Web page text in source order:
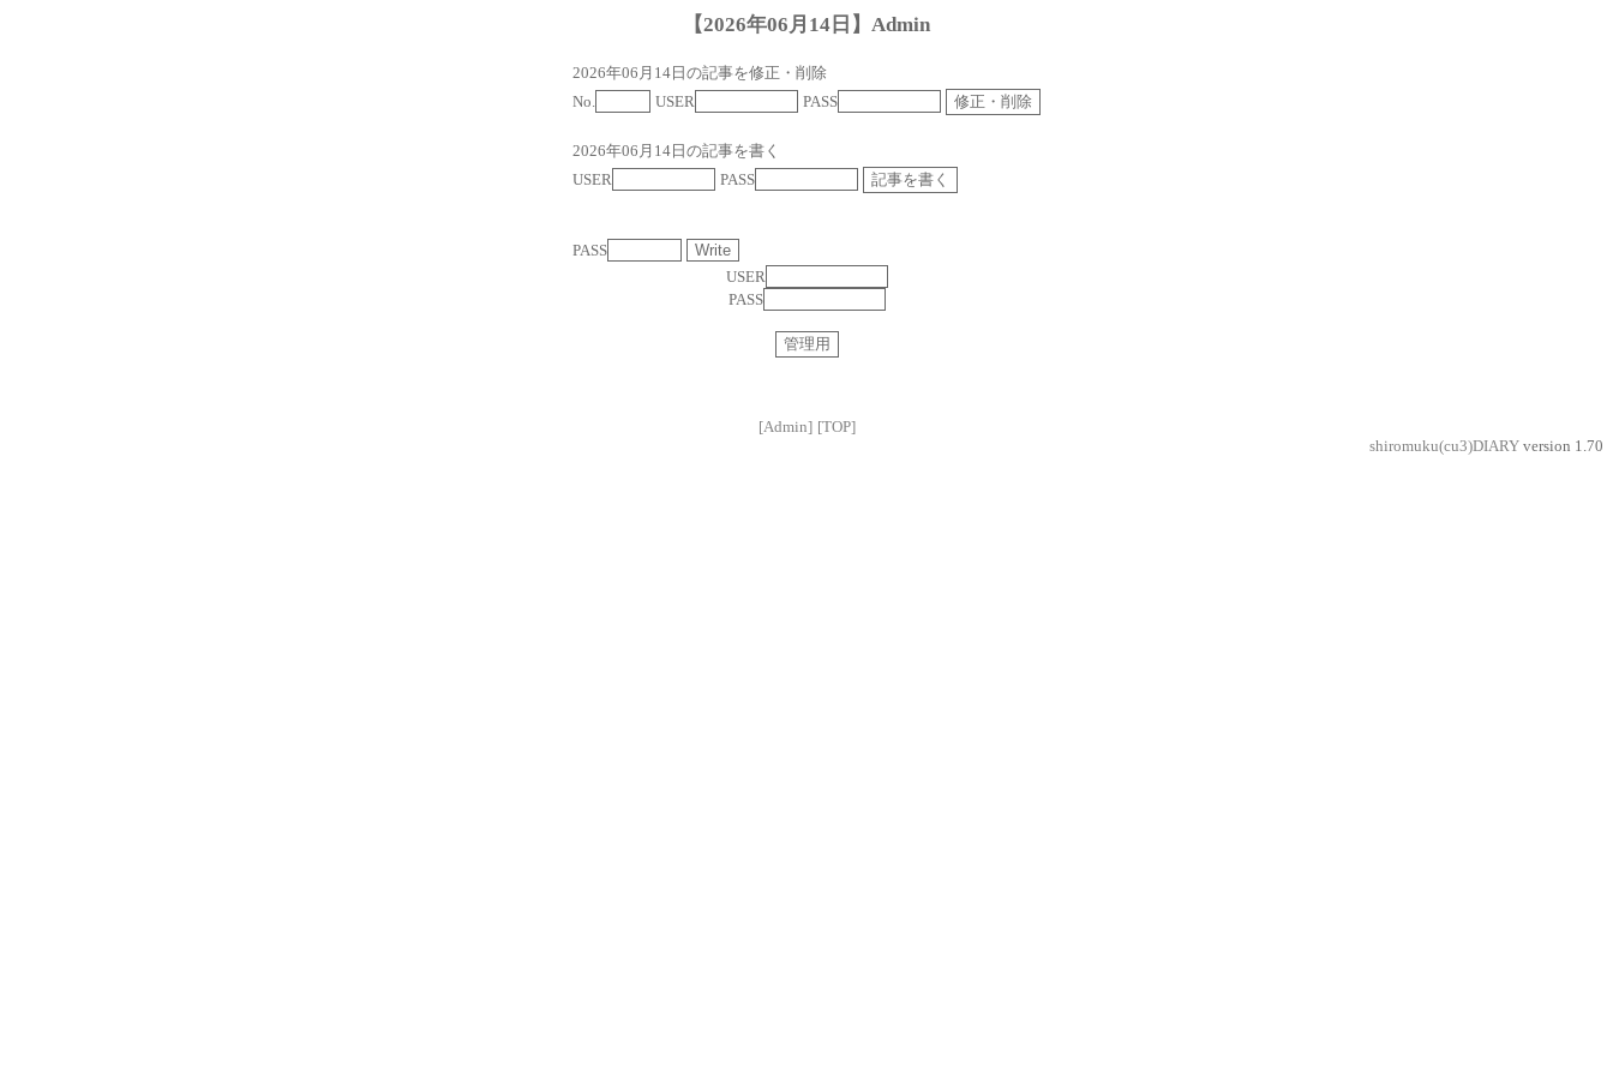
【2026年06月14日】Admin
2026年06月14日の記事を修正・削除
No.
USER PASS
2026年06月14日の記事を書く
USER
PASS
PASS
USER
PASS
[Admin] [TOP]
shiromuku(cu3)DIARY version 1.70